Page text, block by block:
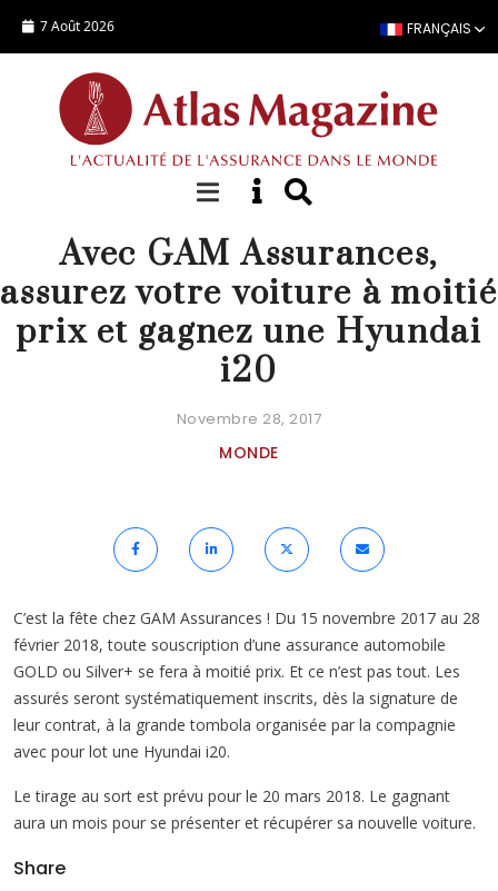
7 Août 2026 FRANÇAIS
ACTUALITÉ
Avec GAM Assurances,
assurez votre voiture à moitié
prix et gagnez une Hyundai
i20
Novembre 28, 2017
MONDE
C’est la fête chez GAM Assurances ! Du 15 novembre 2017 au 28
février 2018, toute souscription d’une assurance automobile
GOLD ou Silver+ se fera à moitié prix. Et ce n’est pas tout. Les
assurés seront systématiquement inscrits, dès la signature de
leur contrat, à la grande tombola organisée par la compagnie
avec pour lot une Hyundai i20.
Le tirage au sort est prévu pour le 20 mars 2018. Le gagnant
aura un mois pour se présenter et récupérer sa nouvelle voiture.
Share